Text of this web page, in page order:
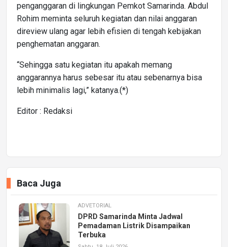
penganggaran di lingkungan Pemkot Samarinda. Abdul
Rohim meminta seluruh kegiatan dan nilai anggaran
direview ulang agar lebih efisien di tengah kebijakan
penghematan anggaran.
“Sehingga satu kegiatan itu apakah memang
anggarannya harus sebesar itu atau sebenarnya bisa
lebih minimalis lagi,” katanya.(*)
Editor : Redaksi
Baca Juga
ADVETORIAL
DPRD Samarinda Minta Jadwal
Pemadaman Listrik Disampaikan
Terbuka